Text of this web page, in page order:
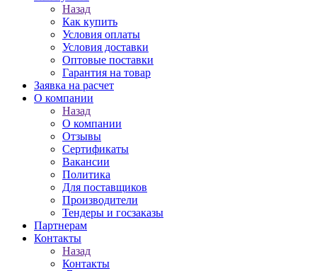
Назад
Как купить
Условия оплаты
Условия доставки
Оптовые поставки
Гарантия на товар
Заявка на расчет
О компании
Назад
О компании
Отзывы
Сертификаты
Вакансии
Политика
Для поставщиков
Производители
Тендеры и госзаказы
Партнерам
Контакты
Назад
Контакты